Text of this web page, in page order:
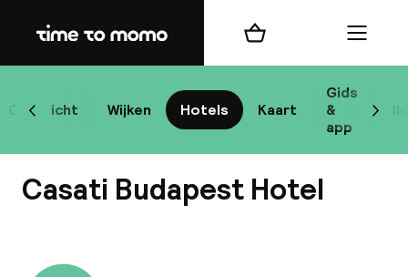
Home
Overzicht Wijken Hotels Kaart
Gids
&
app
Scroll naar links
Winkelmand Menu
Casati Budapest Hotel